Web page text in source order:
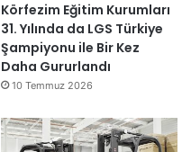
Körfezim Eğitim Kurumları
31. Yılında da LGS Türkiye
Şampiyonu ile Bir Kez
Daha Gururlandı
10 Temmuz 2026